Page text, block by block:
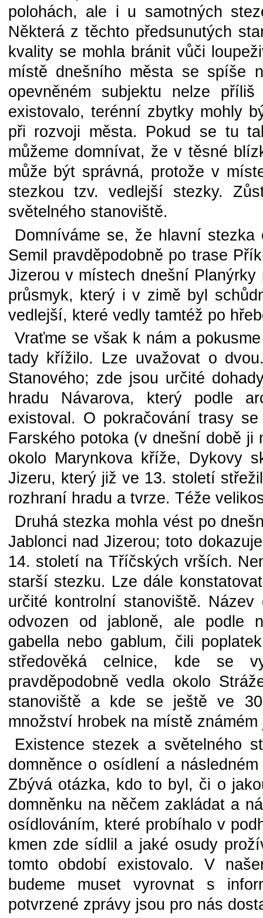
polohách, ale i u samotných
Některá z těchto předsunutých
kvality se mohla bránit vůči
místě dnešního města se spíše
opevněném subjektu nelze
existovalo, terénní zbytky mohly
při rozvoji města. Pokud se tu
můžeme domnívat, že v těsné
může být správná, protože v
stezkou tzv. vedlejší stezky.
světelného stanoviště.
Domníváme se, že hlavní
Semil pravděpodobně po trase
Jizerou v místech dnešní
průsmyk, který i v zimě byl
vedlejší, které vedly tamtéž po
Vraťme se však k nám a
tady křížilo. Lze uvažovat o
Stanového; zde jsou určité
hradu Návarova, který podle
existoval. O pokračování trasy
Farského potoka (v dnešní době
okolo Marynkova kříže, Dykovy
Jizeru, který již ve 13. století
rozhraní hradu a tvrze. Téže
Druhá stezka mohla vést po
Jablonci nad Jizerou; toto
14. století na Tříčských vrších.
starší stezku. Lze dále
určité kontrolní stanoviště.
odvozen od jabloně, ale podle
gabella nebo gablum, čili
středověká celnice, kde se
pravděpodobně vedla okolo
stanoviště a kde se ještě ve
množství hrobek na místě známém
Existence stezek a světelného
domněnce o osídlení a
Zbývá otázka, kdo to byl, či o
domněnku na něčem zakládat a
osídlováním, které probíhalo v
kmen zde sídlil a jaké osudy
tomto období existovalo. V
budeme muset vyrovnat s
potvrzené zprávy jsou pro nás